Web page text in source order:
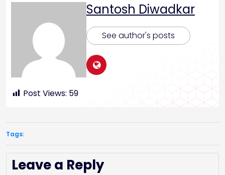
Santosh Diwadkar
See author's posts
Post Views: 59
Tags:
Leave a Reply